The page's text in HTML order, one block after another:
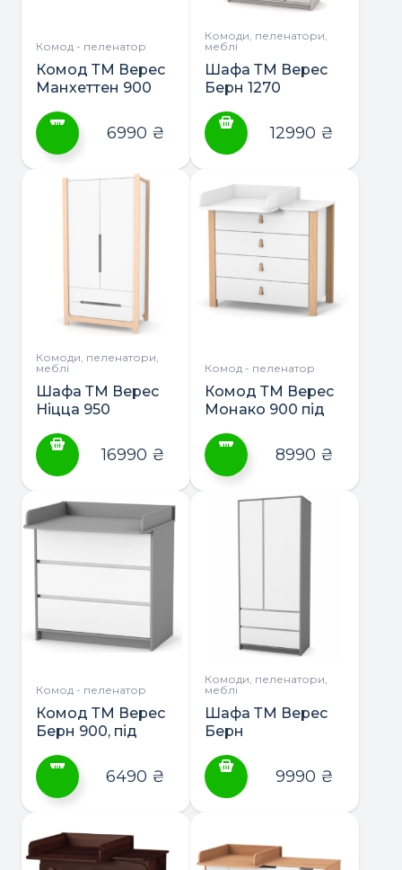
товару
сторінці
Комод - пеленатор
Комод ТМ Верес
Манхеттен 900
пеленатор
товар
Параметри
вибрати
сторінці
6990 ₴
Комоди, пеленатори,
меблі
Шафа ТМ Верес
Берн 1270
12990 ₴
Комоди, пеленатори,
меблі
Шафа ТМ Верес
Ніцца 950
16990 ₴
Комод - пеленатор
Комод ТМ Верес
Монако 900 під
пеленатор
товар
можна
сторінці
8990 ₴
Комод - пеленатор
Комод ТМ Верес
Берн 900, під
пеленатор
товар
має
6490 ₴
Комоди, пеленатори,
меблі
Шафа ТМ Верес
Берн
9990 ₴